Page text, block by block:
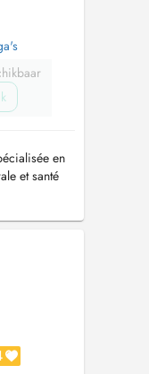
en
et santé
15 ans,
cabinet
soin et au